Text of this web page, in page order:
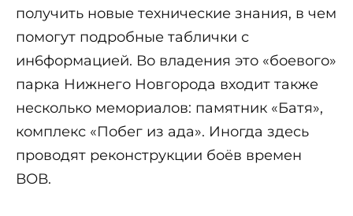
получить новые технические знания, в чем
помогут подробные таблички с
ин6формацией. Во владения это «боевого»
парка Нижнего Новгорода входит также
несколько мемориалов: памятник «Батя»,
комплекс «Побег из ада». Иногда здесь
проводят реконструкции боёв времен
ВОВ.